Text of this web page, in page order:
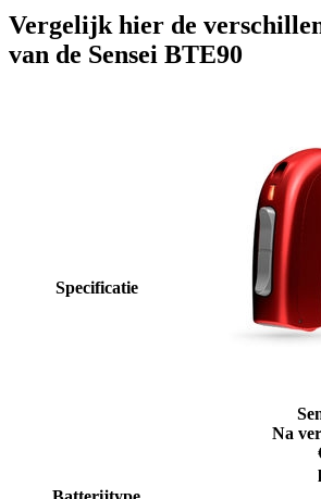
Vergelijk hier de
van de Sensei BTE90
Specificatie
Na